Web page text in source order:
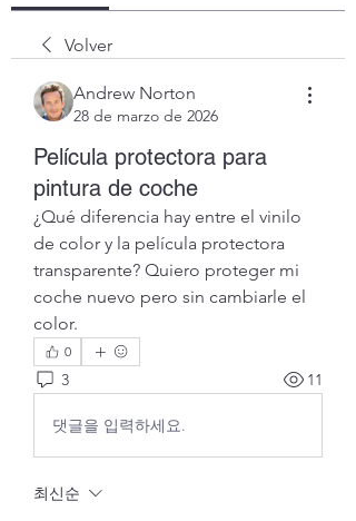
Volver
Andrew Norton
28 de marzo de 2026
Película protectora para
pintura de coche
¿Qué diferencia hay entre el vinilo
de color y la película protectora
transparente? Quiero proteger mi
coche nuevo pero sin cambiarle el
color.
0
3 11
댓글을 입력하세요.
최신순